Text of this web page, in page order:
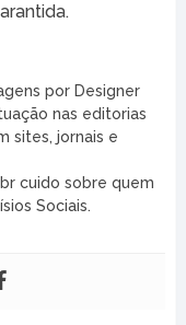
por Designer
nas editorias
sites, jornais e
cuido sobre quem
Sociais.